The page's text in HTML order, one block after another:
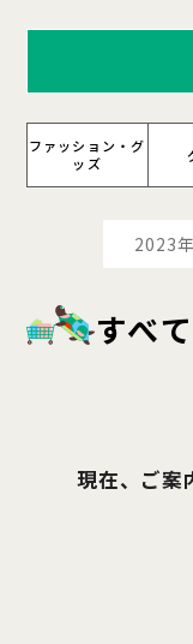
ファッション・グ
ッズ
2023
すべて
現在、ご案